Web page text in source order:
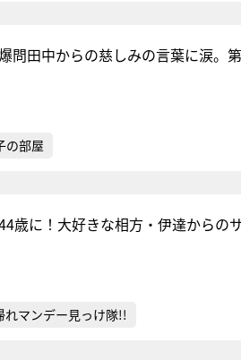
問田中からの慈しみの言葉に涙。
の部屋
歳に！大好きな相方・伊達からの
れマンデー見っけ隊!!